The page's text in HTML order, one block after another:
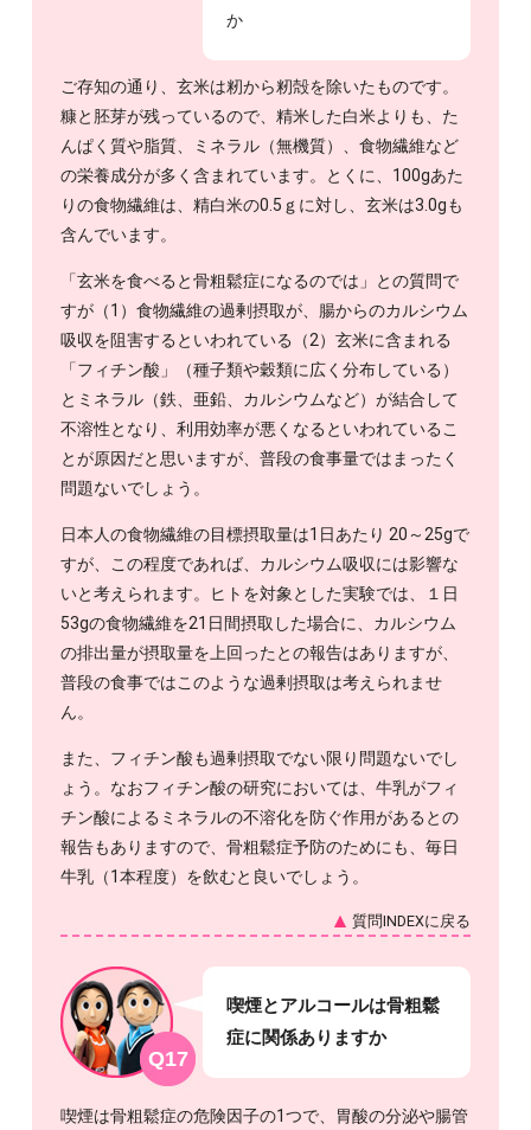
か
ご存知の通り、玄米は籾から籾殻を除いたものです。
糠と胚芽が残っているので、精米した白米よりも、た
んぱく質や脂質、ミネラル（無機質）、食物繊維など
の栄養成分が多く含まれています。とくに、100gあた
りの食物繊維は、精白米の0.5ｇに対し、玄米は3.0gも
含んでいます。
「玄米を食べると骨粗鬆症になるのでは」との質問で
すが（1）食物繊維の過剰摂取が、腸からのカルシウム
吸収を阻害するといわれている（2）玄米に含まれる
「フィチン酸」（種子類や穀類に広く分布している）
とミネラル（鉄、亜鉛、カルシウムなど）が結合して
不溶性となり、利用効率が悪くなるといわれているこ
とが原因だと思いますが、普段の食事量ではまったく
問題ないでしょう。
日本人の食物繊維の目標摂取量は1日あたり 20～25gで
すが、この程度であれば、カルシウム吸収には影響な
いと考えられます。ヒトを対象とした実験では、１日
53gの食物繊維を21日間摂取した場合に、カルシウム
の排出量が摂取量を上回ったとの報告はありますが、
普段の食事ではこのような過剰摂取は考えられませ
ん。
また、フィチン酸も過剰摂取でない限り問題ないでし
ょう。なおフィチン酸の研究においては、牛乳がフィ
チン酸によるミネラルの不溶化を防ぐ作用があるとの
報告もありますので、骨粗鬆症予防のためにも、毎日
牛乳（1本程度）を飲むと良いでしょう。
質問INDEXに戻る
Q17
喫煙とアルコールは骨粗鬆
症に関係ありますか
喫煙は骨粗鬆症の危険因子の1つで、胃酸の分泌や腸管